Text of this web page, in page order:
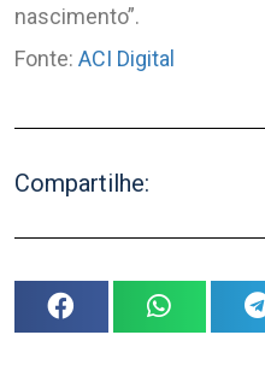
nascimento”.
Fonte: ACI Digital
Compartilhe: